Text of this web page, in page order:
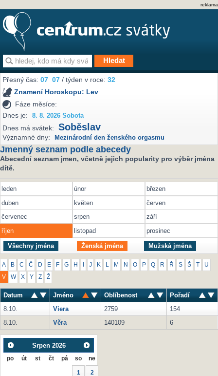
reklama
Přesný čas:07 07 / týden v roce:32
Znamení Horoskopu: Lev
Fáze měsíce:
Dnes je:
8. 8. 2026 Sobota
Dnes má svátek: Soběslav
Významné dny: Mezinárodní den ženského orgasmu
Jmenný seznam podle abecedy
Abecední seznam jmen, včetně jejich popularity pro výběr jména
dítě.
leden únor
březen
duben
květen
červen
červenec
srpen
září
říjen
listopad prosinec
Všechny jména Ženská jména Mužská jména
A B C Č D E F G H J K M N O P Q R Ř S Š U
V W X Y Z Ž
Datum Jméno Oblíbenost
Pořadí
8.10.
Viera 2759
154
8.10.
Věra 140109 6
Srpen 2026
po út st čt pá so ne
1 2